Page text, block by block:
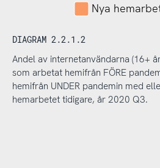
Nya
DIAGRAM 2.2.1.2
Andel av internetanvändarna (16+
som arbetat hemifrån FÖRE
hemifrån UNDER pandemin med
hemarbetet tidigare, år 2020 Q3.